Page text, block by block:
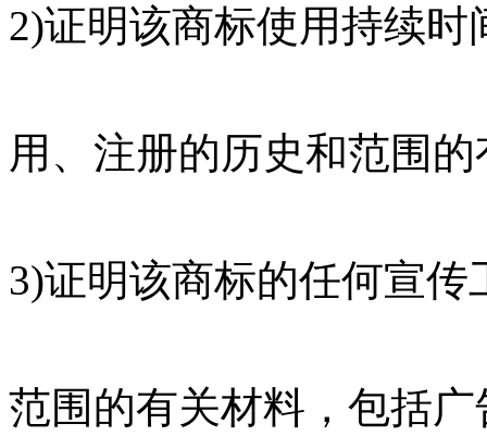
2)证明该商标使用持续
用、注册的历史和范围
3)证明该商标的任何宣
范围的有关材料，包括